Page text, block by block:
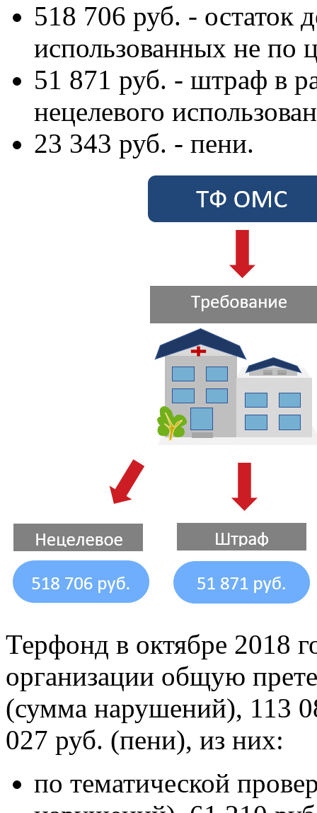
518 706 руб. - остаток
использованных не по
51 871 руб. - штраф в
нецелевого
23 343 руб. - пени.
Терфонд в октябре 2018
организации общую
(сумма нарушений), 113
027 руб. (пени), из них:
по тематической